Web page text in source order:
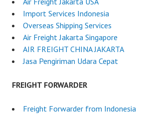
Import Services Indonesia
Overseas Shipping Services
Air Freight Jakarta Singapore
AIR FREIGHT CHINA JAKARTA
Jasa Pengiriman Udara Cepat
FREIGHT FORWARDER
Freight Forwarder from Indonesia